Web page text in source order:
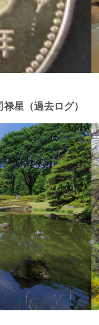
星（過去ログ）